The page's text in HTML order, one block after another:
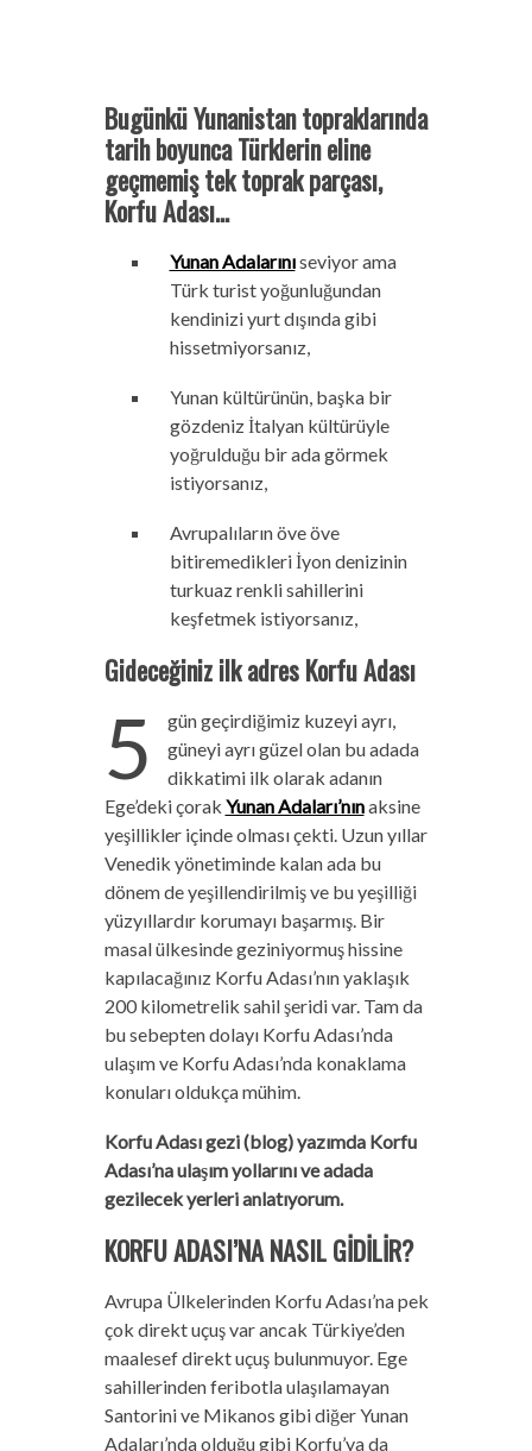
Bugünkü Yunanistan topraklarında
tarih boyunca Türklerin eline
geçmemiş tek toprak parçası,
Korfu Adası…
Yunan Adalarınıseviyor ama
Türk turist yoğunluğundan
kendinizi yurt dışında gibi
hissetmiyorsanız,
Yunan kültürünün, başka bir
gözdeniz İtalyan kültürüyle
yoğrulduğu bir ada görmek
istiyorsanız,
Avrupalıların öve öve
bitiremedikleri İyon denizinin
turkuaz renkli sahillerini
keşfetmek istiyorsanız,
Gideceğiniz ilk adres Korfu Adası
5
gün geçirdiğimiz kuzeyi ayrı,
güneyi ayrı güzel olan bu adada
dikkatimi ilk olarak adanın
Ege’deki çorak Yunan Adaları’nınaksine
yeşillikler içinde olması çekti. Uzun yıllar
Venedik yönetiminde kalan ada bu
dönem de yeşillendirilmiş ve bu yeşilliği
yüzyıllardır korumayı başarmış. Bir
masal ülkesinde geziniyormuş hissine
kapılacağınız Korfu Adası’nın yaklaşık
200 kilometrelik sahil şeridi var. Tam da
bu sebepten dolayı Korfu Adası’nda
ulaşım ve Korfu Adası’nda konaklama
konuları oldukça mühim.
Korfu Adası gezi (blog) yazımda Korfu
Adası’na ulaşım yollarını ve adada
gezilecek yerleri anlatıyorum.
KORFU ADASI’NA NASIL GİDİLİR?
Avrupa Ülkelerinden Korfu Adası’na pek
çok direkt uçuş var ancak Türkiye’den
maalesef direkt uçuş bulunmuyor. Ege
sahillerinden feribotla ulaşılamayan
Santorini ve Mikanos gibi diğer Yunan
Adaları’nda olduğu gibi Korfu’ya da